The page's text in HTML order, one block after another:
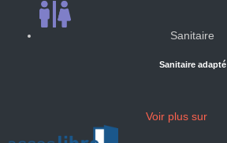
Sanitaire
Sanitaire adapté
Voir plus sur